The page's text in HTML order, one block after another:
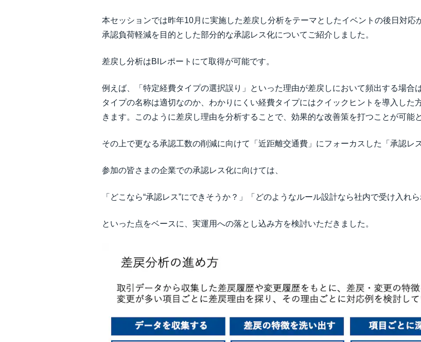
本セッションでは昨年10月に実施した差戻し分析をテーマとしたイベントの後日対応
承認負荷軽減を目的とした部分的な承認レス化についてご紹介しました。
差戻し分析はBIレポートにて取得が可能です。
例えば、「特定経費タイプの選択誤り​」といった理由が差戻しにおいて頻出する場合
タイプの名称は適切なのか、わかりにくい経費タイプにはクイックヒントを導入した
きます。このように差戻し理由を分析することで、効果的な改善策を打つことが可能
その上で更なる承認工数の削減に向けて「近距離交通費」にフォーカスした「承認レ
参加の皆さまの企業での承認レス化に向けては、
「どこなら“承認レス”にできそうか？」「どのようなルール設計なら社内で受け入れら
といった点をベースに、実運用への落とし込み方を検討いただきました。